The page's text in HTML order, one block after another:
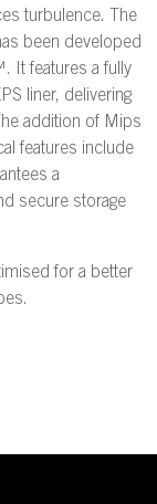
turbulence. The
been developed
It features a fully
liner, delivering
addition of Mips
features include
a
secure storage
for a better